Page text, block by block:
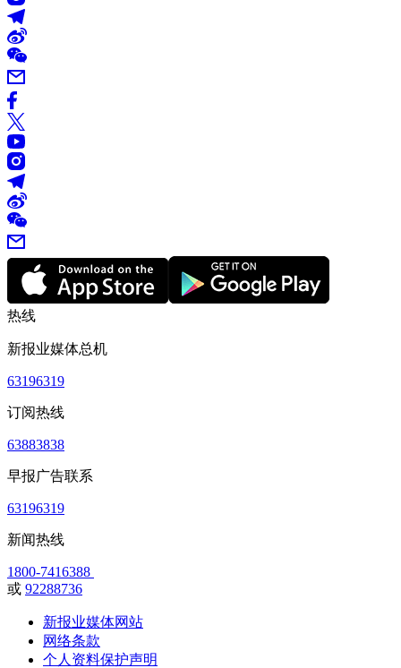
热线
新报业媒体总机
63196319
订阅热线
63883838
早报广告联系
63196319
新闻热线
1800-7416388
或 92288736
新报业媒体网站
网络条款
个人资料保护声明